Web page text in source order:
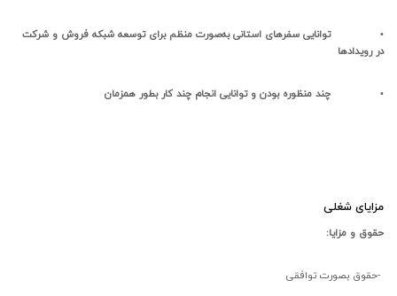
•
توانایی سفرهای استانی به‌صورت منظم برای توسعه شبکه فروش و شرکت
در رویدادها
• چند منظوره بودن و توانایی انجام چند کار بطور همزمان
مزایای شغلی
حقوق و مزایا:
-حقوق بصورت توافقی